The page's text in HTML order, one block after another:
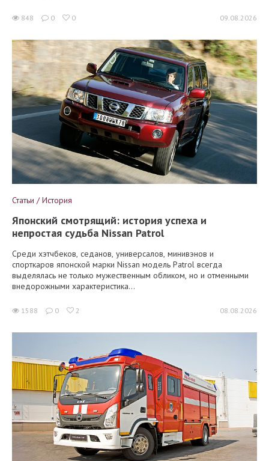
848 0 0 09.08.2026
Статьи / История
Японский смотрящий: история успеха и
непростая судьба Nissan Patrol
Среди хэтчбеков, седанов, универсалов, минивэнов и
спорткаров японской марки Nissan модель Patrol всегда
выделялась не только мужественным обликом, но и отменными
внедорожными характеристика...
1588 0 2 08.08.2026